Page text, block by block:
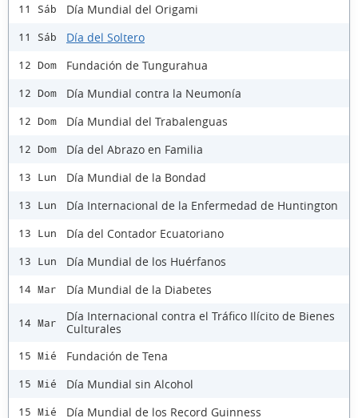
11 Sáb Día Mundial del Origami
11 Sáb Día del Soltero
12 Dom Fundación de Tungurahua
12 Dom Día Mundial contra la Neumonía
12 Dom Día Mundial del Trabalenguas
12 Dom Día del Abrazo en Familia
13 Lun Día Mundial de la Bondad
13 Lun Día Internacional de la Enfermedad de Huntington
13 Lun Día del Contador Ecuatoriano
13 Lun Día Mundial de los Huérfanos
14 Mar Día Mundial de la Diabetes
14 Mar
Día Internacional contra el Tráfico Ilícito de Bienes
Culturales
15 Mié Fundación de Tena
15 Mié Día Mundial sin Alcohol
15 Mié Día Mundial de los Record Guinness